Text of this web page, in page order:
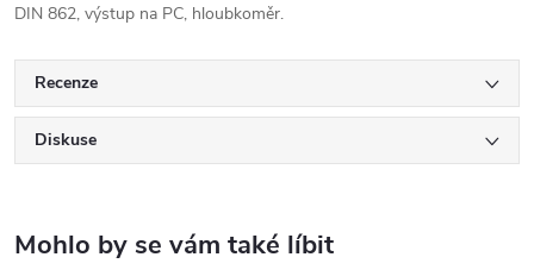
DIN 862, výstup na PC, hloubkoměr.
Recenze
Diskuse